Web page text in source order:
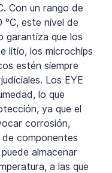
Con un rango de
°C, este nivel de
garantiza que los
litio, los microchips
estén siempre
Los EYE
lo que
ya que el
corrosión,
componentes
almacenar
a las que